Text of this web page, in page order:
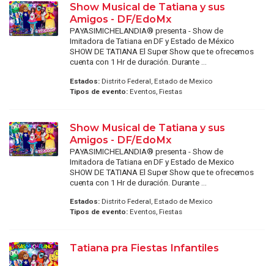
Show Musical de Tatiana y sus
Amigos - DF/EdoMx
PAYASIMICHELANDIA® presenta - Show de
Imitadora de Tatiana en DF y Estado de México
SHOW DE TATIANA El Super Show que te ofrecemos
cuenta con 1 Hr de duración. Durante ...
Estados:Distrito Federal, Estado de Mexico
Tipos de evento:Eventos, Fiestas
Show Musical de Tatiana y sus
Amigos - DF/EdoMx
PAYASIMICHELANDIA® presenta - Show de
Imitadora de Tatiana en DF y Estado de Mexico
SHOW DE TATIANA El Super Show que te ofrecemos
cuenta con 1 Hr de duración. Durante ...
Estados:Distrito Federal, Estado de Mexico
Tipos de evento:Eventos, Fiestas
Tatiana pra Fiestas Infantiles